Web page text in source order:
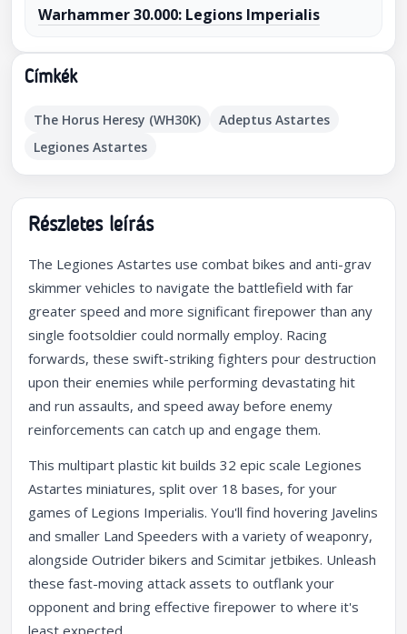
Warhammer 30.000: Legions Imperialis
Címkék
The Horus Heresy (WH30K)
Adeptus Astartes
Legiones Astartes
Részletes leírás
The Legiones Astartes use combat bikes and anti-grav
skimmer vehicles to navigate the battlefield with far
greater speed and more significant firepower than any
single footsoldier could normally employ. Racing
forwards, these swift-striking fighters pour destruction
upon their enemies while performing devastating hit
and run assaults, and speed away before enemy
reinforcements can catch up and engage them.
This multipart plastic kit builds 32 epic scale Legiones
Astartes miniatures, split over 18 bases, for your
games of Legions Imperialis. You'll find hovering Javelins
and smaller Land Speeders with a variety of weaponry,
alongside Outrider bikers and Scimitar jetbikes. Unleash
these fast-moving attack assets to outflank your
opponent and bring effective firepower to where it's
least expected.